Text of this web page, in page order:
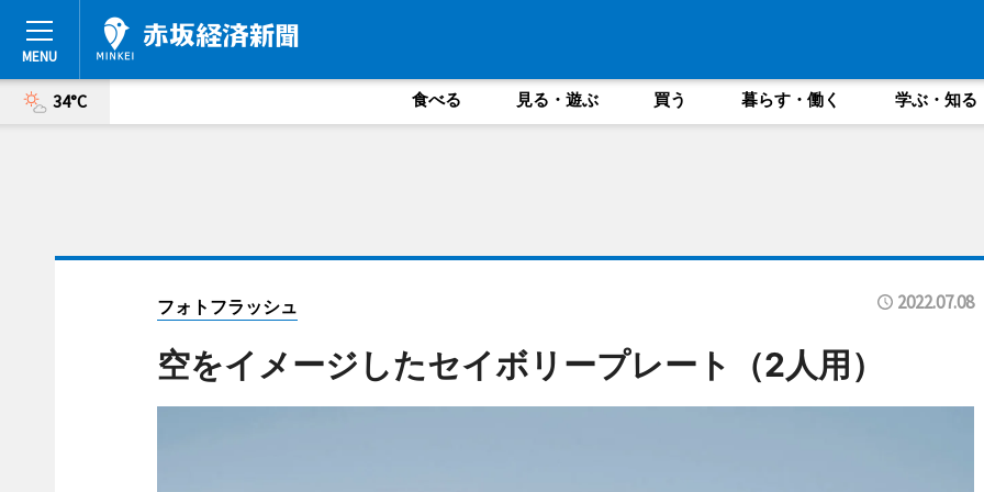
34°C 食べる 見る・遊ぶ 買う 暮らす・働く 学ぶ・知る
フォトフラッシュ 2022.07.08
空をイメージしたセイボリープレート（2人用）